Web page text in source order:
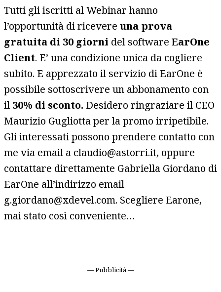
Tutti gli iscritti al Webinar hanno
l’opportunità di ricevere una prova
gratuita di 30 giorni del software EarOne
Client. E’ una condizione unica da cogliere
subito. E apprezzato il servizio di EarOne è
possibile sottoscrivere un abbonamento con
il 30% di sconto. Desidero ringraziare il CEO
Maurizio Gugliotta per la promo irripetibile.
Gli interessati possono prendere contatto con
me via email a claudio@astorri.it, oppure
contattare direttamente Gabriella Giordano di
EarOne all’indirizzo email
g.giordano@xdevel.com. Scegliere Earone,
mai stato così conveniente…
— Pubblicità —